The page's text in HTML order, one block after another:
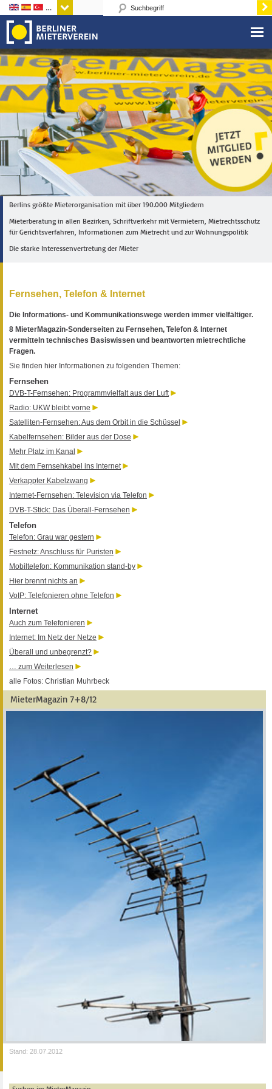
Sprachen
Berlins größte Mieterorganisation mit über 190.000 Mitgliedern
Mieterberatung in allen Bezirken, Schriftverkehr mit Vermietern, Mietrechtsschutz
für Gerichtsverfahren, Informationen zum Mietrecht und zur Wohnungspolitik
Die starke Interessenvertretung der Mieter
Fernsehen, Telefon & Internet
Die Informations- und Kommunikationswege werden immer vielfältiger.
8 MieterMagazin-Sonderseiten zu Fernsehen, Telefon & Internet
vermitteln technisches Basiswissen und beantworten mietrechtliche
Fragen.
Sie finden hier Informationen zu folgenden Themen:
Fernsehen
DVB-T-Fernsehen: Programmvielfalt aus der Luft
Radio: UKW bleibt vorne
Satelliten-Fernsehen: Aus dem Orbit in die Schüssel
Kabelfernsehen: Bilder aus der Dose
Mehr Platz im Kanal
Mit dem Fernsehkabel ins Internet
Verkappter Kabelzwang
Internet-Fernsehen: Television via Telefon
DVB-T-Stick: Das Überall-Fernsehen
Telefon
Telefon: Grau war gestern
Festnetz: Anschluss für Puristen
Mobiltelefon: Kommunikation stand-by
Hier brennt nichts an
VoIP: Telefonieren ohne Telefon
Internet
Auch zum Telefonieren
Internet: Im Netz der Netze
Überall und unbegrenzt?
… zum Weiterlesen
alle Fotos: Christian Muhrbeck
MieterMagazin 7+8/12
Stand: 28.07.2012